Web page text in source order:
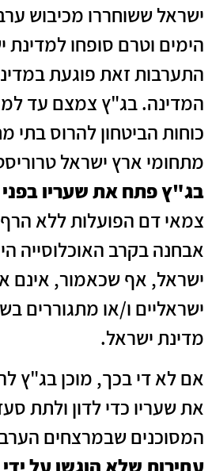
ישראל ששוחררו מכיבוש
הימים וטרם סופחו למדינת
התערבות זאת פוגעת
המדינה. בג"ץ צמצם עד
כוחות הביטחון להרוס בתי
מתחומי ארץ ישראל
בג"ץ פתח את שעריו בפני
צמאי דם הפועלות ללא
אבחנה בקרב האוכלוסייה
ישראל, אף שכאמור, אינם
ישראליים ו/או מתגוררים
מדינת ישראל.
אם לא די בכך, מוכן בג"ץ
את שעריו כדי לדון ולתת
המסוכנים שבמרצחים